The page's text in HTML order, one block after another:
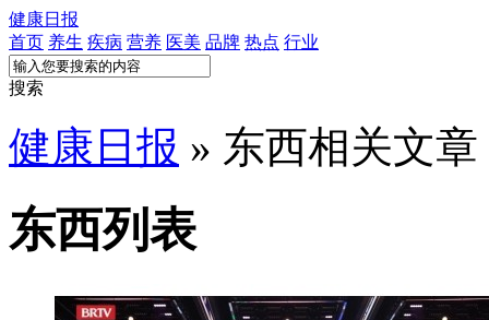
健康日报
首页 养生 疾病 营养 医美 品牌 热点 行业
搜索
健康日报 » 东西相关文章
东西列表